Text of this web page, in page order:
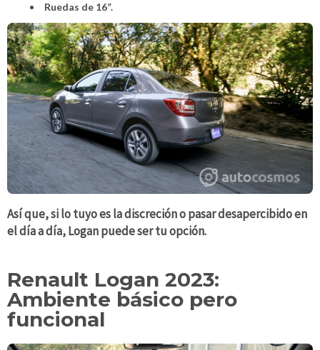
Ruedas de 16”.
Así que, si lo tuyo es la discreción o pasar desapercibido en
el día a día, Logan puede ser tu opción.
Renault Logan 2023:
Ambiente básico pero
funcional